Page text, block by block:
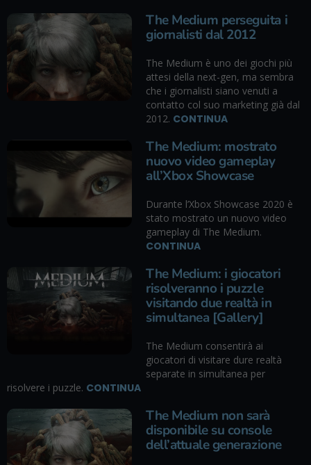
The Medium perseguita i
giornalisti dal 2012
The Medium è uno dei giochi più
attesi della next-gen, ma sembra
che i giornalisti siano venuti a
contatto col suo marketing già dal
2012. CONTINUA
The Medium: mostrato
nuovo video gameplay
all’Xbox Showcase
Durante l’Xbox Showcase 2020 è
stato mostrato un nuovo video
gameplay di The Medium.
CONTINUA
The Medium: i giocatori
risolveranno i puzzle
visitando due realtà in
simultanea [Gallery]
The Medium consentirà ai
giocatori di visitare dure realtà
separate in simultanea per
risolvere i puzzle. CONTINUA
The Medium non sarà
disponibile su console
dell’attuale generazione